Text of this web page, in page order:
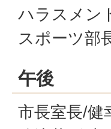
ハラスメン
スポーツ部
午後
市長室長/健